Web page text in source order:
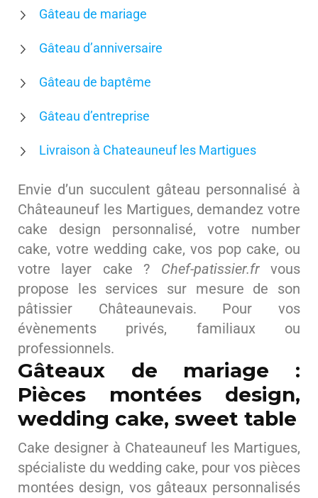
Gâteau de mariage
Gâteau d’anniversaire
Gâteau de baptême
Gâteau d’entreprise
Livraison à Chateauneuf les Martigues
Envie d’un succulent gâteau personnalisé à
Châteauneuf les Martigues, demandez votre
cake design personnalisé, votre number
cake, votre wedding cake, vos pop cake, ou
votre layer cake ? Chef-patissier.frvous
propose les services sur mesure de son
pâtissier Châteaunevais. Pour vos
évènements privés, familiaux ou
professionnels.
Gâteaux de mariage :
Pièces montées design,
wedding cake, sweet table
Cake designer à Chateauneuf les Martigues,
spécialiste du wedding cake, pour vos pièces
montées design, vos gâteaux personnalisés